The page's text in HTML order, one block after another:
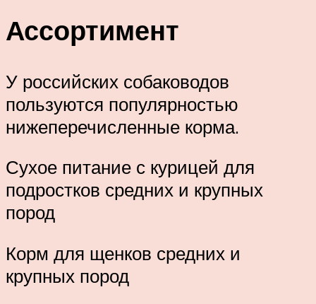
Ассортимент
У российских собаководов
пользуются популярностью
нижеперечисленные корма.
Сухое питание с курицей для
подростков средних и крупных
пород
Корм для щенков средних и
крупных пород